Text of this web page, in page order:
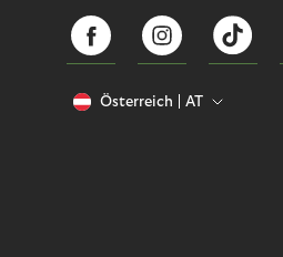
Österreich AT